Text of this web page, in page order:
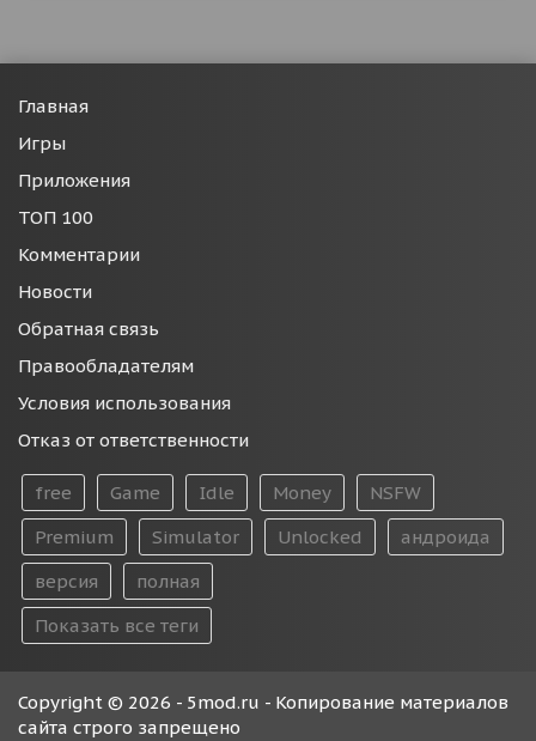
Главная
Игры
Приложения
ТОП 100
Комментарии
Новости
Обратная связь
Правообладателям
Условия использования
Отказ от ответственности
free Game Idle Money
NSFW
Premium
Simulator Unlocked
андроида
версия
полная
Показать все теги
Copyright © 2026 - 5mod.ru - Копирование материалов
сайта строго запрещено